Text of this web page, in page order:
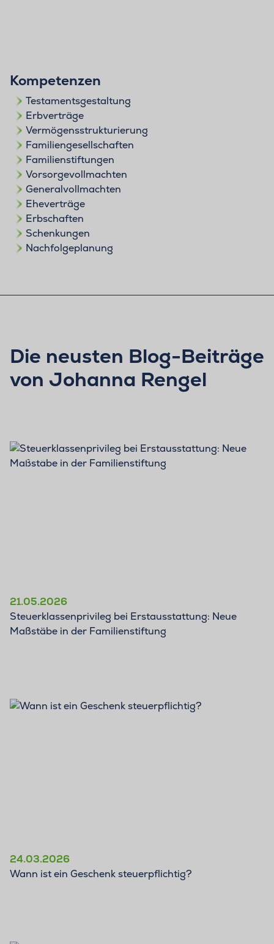
Kompetenzen
Testamentsgestaltung
Erbverträge
Vermögensstrukturierung
Familiengesellschaften
Familienstiftungen
Vorsorgevollmachten
Generalvollmachten
Eheverträge
Erbschaften
Schenkungen
Nachfolgeplanung
Die neusten Blog-Beiträge
von Johanna Rengel
BLOG
21.05.2026
Steuerklassenprivileg bei Erstausstattung: Neue
Maßstäbe in der Familienstiftung
24.03.2026
Wann ist ein Geschenk steuerpflichtig?